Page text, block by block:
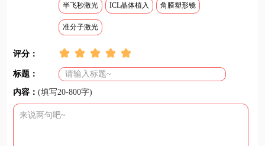
半飞秒激光 ICL晶体植入 角膜塑形镜
准分子激光
评分：
标题：
内容： (填写20-800字)